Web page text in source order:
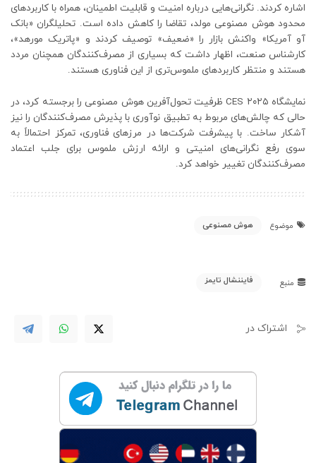
اشاره کردند. نگرانی‌هایی درباره امنیت و قابلیت اطمینان، همراه با کاربردهای
محدود هوش مصنوعی مولد، تقاضا را کاهش داده است. تحلیلگران «بانک
آو آمریکا» واکنش بازار را «ضعیف» توصیف کردند و «پاتریک مورهد»،
کارشناس صنعت، اظهار داشت که بسیاری از مصرف‌کنندگان همچنان مردد
هستند و منتظر کاربردهای ملموس‌تری از این فناوری هستند.
نمایشگاه CES ۲۰۲۵ ظرفیت تحول‌آفرین هوش مصنوعی را برجسته کرد، در
حالی که چالش‌های مربوط به تطبیق نوآوری با پذیرش مصرف‌کنندگان را نیز
آشکار ساخت. با پیشرفت شرکت‌ها در مرزهای فناوری، تمرکز احتمالاً به
سوی رفع نگرانی‌های امنیتی و ارائه ارزش ملموس برای جلب اعتماد
مصرف‌کنندگان تغییر خواهد کرد.
موضوع هوش مصنوعی
منبع فایننشال تایمز
اشتراک در